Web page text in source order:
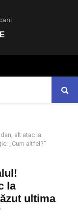
alt atac la
„Cum altfel?”
la
ultima